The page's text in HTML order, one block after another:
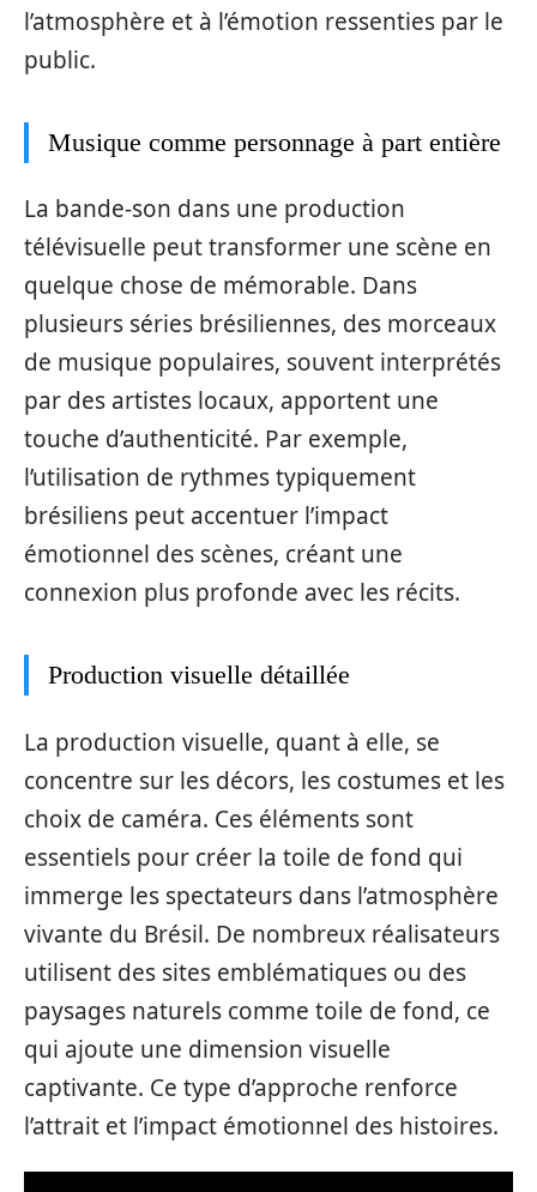
l’atmosphère et à l’émotion ressenties par le
public.
Musique comme personnage à part entière
La bande-son dans une production
télévisuelle peut transformer une scène en
quelque chose de mémorable. Dans
plusieurs séries brésiliennes, des morceaux
de musique populaires, souvent interprétés
par des artistes locaux, apportent une
touche d’authenticité. Par exemple,
l’utilisation de rythmes typiquement
brésiliens peut accentuer l’impact
émotionnel des scènes, créant une
connexion plus profonde avec les récits.
Production visuelle détaillée
La production visuelle, quant à elle, se
concentre sur les décors, les costumes et les
choix de caméra. Ces éléments sont
essentiels pour créer la toile de fond qui
immerge les spectateurs dans l’atmosphère
vivante du Brésil. De nombreux réalisateurs
utilisent des sites emblématiques ou des
paysages naturels comme toile de fond, ce
qui ajoute une dimension visuelle
captivante. Ce type d’approche renforce
l’attrait et l’impact émotionnel des histoires.